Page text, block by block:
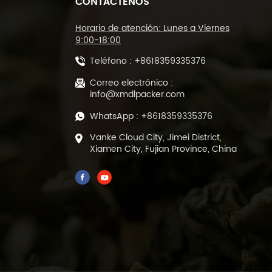
Máquina cortadora de
máquina
450L y DL-BSB-4020
de corte y sellado
térmico de película
POF DL-450L
Máquina empacadora
de llenado y sellado
de té verde de hojas
Horario de atención: Lunes a Viernes
9:00-18:00
Teléfono : +8618359335376
Correo electrónico :
info@xmdlpacker.com
WhatsApp : +8618359335376
Vanke Cloud City, Jimei District,
Xiamen City, Fujian Province, China